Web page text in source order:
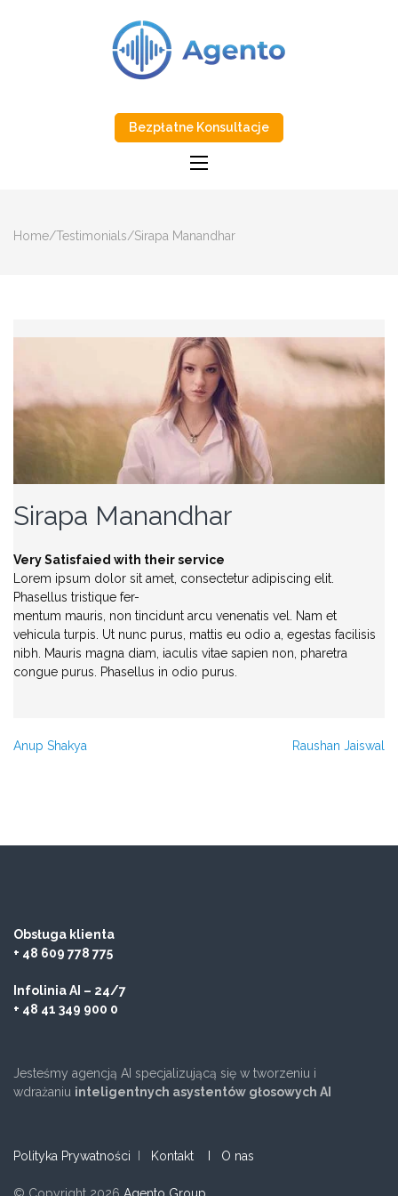
AGENTO GROUP
Bezpłatne Konsultacje
Home/Testimonials/Sirapa Manandhar
Sirapa Manandhar
Very Satisfaied with their service
Lorem ipsum dolor sit amet, consectetur adipiscing elit.
Phasellus tristique fer-
mentum mauris, non tincidunt arcu venenatis vel. Nam et
vehicula turpis. Ut nunc purus, mattis eu odio a, egestas facilisis
nibh. Mauris magna diam, iaculis vitae sapien non, pharetra
congue purus. Phasellus in odio purus.
Nawigacja
Anup Shakya Raushan Jaiswal
Obsługa klienta
+ 48 609 778 775
Infolinia AI – 24/7
+ 48 41 349 900 0
Jesteśmy agencją AI specjalizującą się w tworzeniu i
wdrażaniu inteligentnych asystentów głosowych AI
Polityka Prywatności Kontakt I O nas